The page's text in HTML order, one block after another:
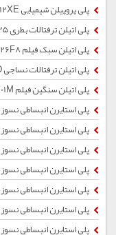
پلی پروپیلن شیمیایی RG3212XE
پلی اتیلن ترفتالات بطری BG735
پلی اتیلن سبک فیلم 2426F8
پلی اتیلن ترفتالات نساجی TG641 MOD
پلی اتیلن سنگین فیلم 50B01M
پلی استایرن انبساطی نسوز R400
پلی استایرن انبساطی نسوز R310
پلی استایرن انبساطی نسوز R300
پلی استایرن انبساطی نسوز R200
پلی استایرن انبساطی نسوز F400
پلی استایرن انبساطی نسوز F300
پلی استایرن انبساطی نسوز F200